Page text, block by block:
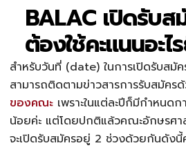
BALAC เปิดรับส
ต้องใช้คะแนนอะไ
สำหรับวันที่ (date) ในการเปิดรับสมั
สามารถติดตามข่าวสารการรับสมัคร
ของคณะ เพราะในแต่ละปีก็มีกำหนด
น้อยค่ะ แต่โดยปกติแล้วคณะอักษรศา
จะเปิดรับสมัครอยู่ 2 ช่วงด้วยกันดังนี้